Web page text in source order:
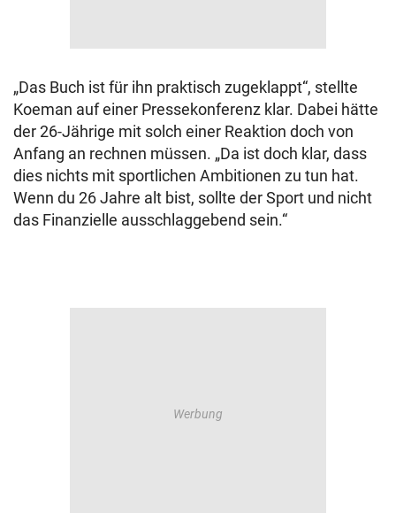
„Das Buch ist für ihn praktisch zugeklappt“, stellte
Koeman auf einer Pressekonferenz klar. Dabei hätte
der 26-Jährige mit solch einer Reaktion doch von
Anfang an rechnen müssen. „Da ist doch klar, dass
dies nichts mit sportlichen Ambitionen zu tun hat.
Wenn du 26 Jahre alt bist, sollte der Sport und nicht
das Finanzielle ausschlaggebend sein.“